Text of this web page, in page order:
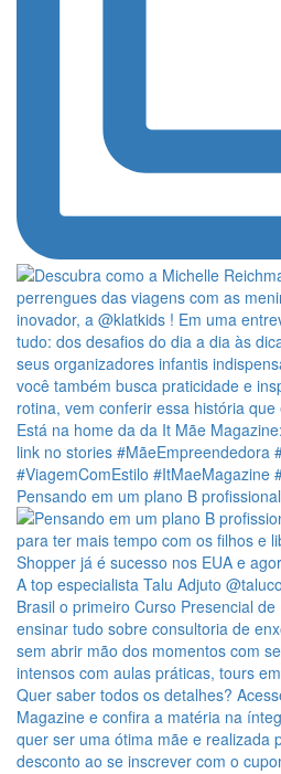
Pensando em um plano B